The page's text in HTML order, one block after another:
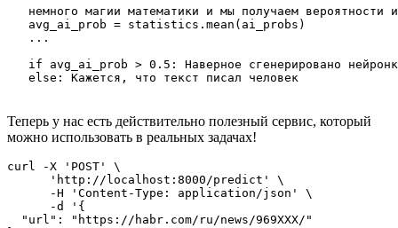
немного магии математики и мы получаем вероятности
   avg_ai_prob = statistics.mean(ai_probs)
   ...
if avg_ai_prob > 0.5: Наверное сгенерировано
Теперь у нас есть действительно полезный сервис, который
можно использовать в реальных задачах!
curl -X 'POST' \
      'http://localhost:8000/predict' \
      -H 'Content-Type: application/json' \
      -d '{
  "url": "https://habr.com/ru/news/969XXX/"